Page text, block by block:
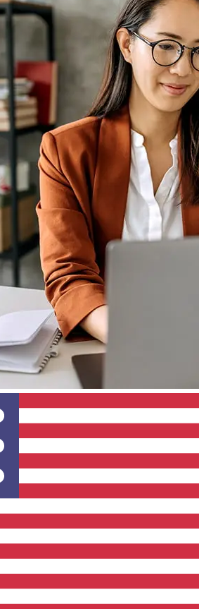
es un Luminor
USD
para transferencias
Estonia de Países
Unidos varían según el
de la transacción.
bancarias
entre 1 y 5 días laborables.
bancarios y los controles de
afectar la entrega.
límite de Luminor Bank ASpara